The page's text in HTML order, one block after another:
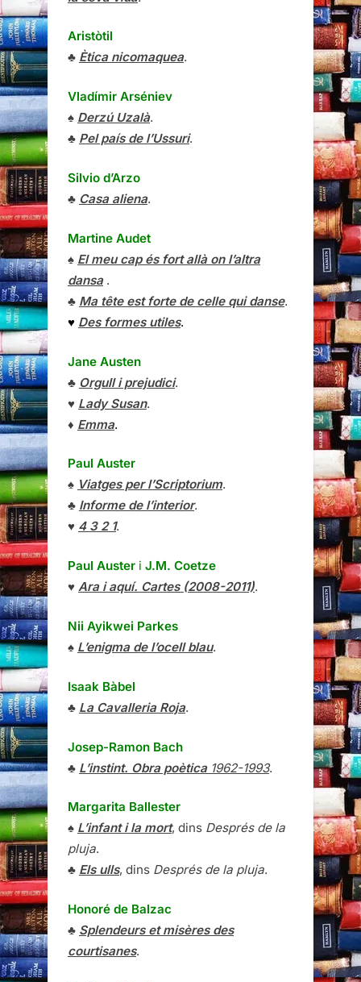
Aristòtil
♣ Ètica nicomaquea.
Vladímir Arséniev
♠ Derzú Uzalà.
♣ Pel país de l’Ussuri.
Silvio d’Arzo
♣ Casa aliena.
Martine Audet
♠ El meu cap és fort allà on l’altra
dansa.
♣ Ma tête est forte de celle qui danse.
♥ Des formes utiles.
Jane Austen
♣ Orgull i prejudici.
♥ Lady Susan.
♦ Emma.
Paul Auster
♠ Viatges per l’Scriptorium.
♣ Informe de l’interior.
♥ 4 3 2 1.
Paul Auster i J.M. Coetze
♥ Ara i aquí. Cartes (2008-2011).
Nii Ayikwei Parkes
♠ L’enigma de l’ocell blau.
Isaak Bàbel
♣ La Cavalleria Roja.
Josep-Ramon Bach
♣ L’instint. Obra poètica1962-1993.
Margarita Ballester
♠ L’infant i la mort, dins Després de la
pluja.
♣ Els ulls, dins Després de la pluja.
Honoré de Balzac
♣ Splendeurs et misères des
courtisanes.